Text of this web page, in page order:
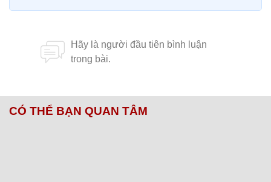
CÓ THỂ BẠN QUAN TÂM